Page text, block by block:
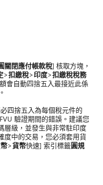
關閉應付帳款稅] 核取方塊，
>扣繳稅>印度>扣繳稅稅務
會自動四捨五入最接近此係
四捨五入為每個稅元件的
驗證期間的錯誤。建議您
層級，並發生與非常駐印度
度中的交易，您必須套用貨
>貨幣快速] 索引標籤圓規